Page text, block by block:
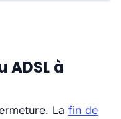
ADSL à
La fin de